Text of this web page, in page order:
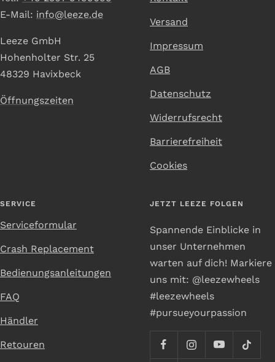
E-Mail: info@leeze.de
Leeze GmbH
Hohenholter Str. 25
48329 Havixbeck
Öffnungszeiten
Versand
Impressum
AGB
Datenschutz
Widerrufsrecht
Barrierefreiheit
Cookies
SERVICE
Serviceformular
Crash Replacement
Bedienungsanleitungen
FAQ
Händler
Retouren
JETZT LEEZE FOLGEN
Spannende Einblicke in
unser Unternehmen
warten auf dich! Markiere
uns mit: @leezewheels
#leezewheels
#pursueyourpassion